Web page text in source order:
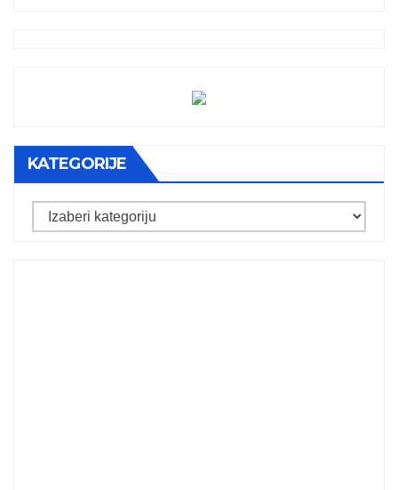
KATEGORIJE
Kategorije